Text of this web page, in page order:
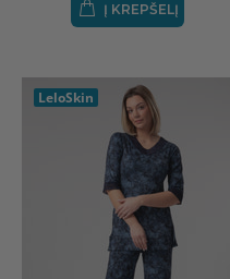
Į KREPŠELĮ
LeloSkin